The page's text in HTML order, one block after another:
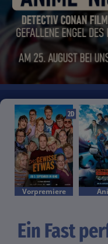
2D
Vorpremiere
Ein Fast